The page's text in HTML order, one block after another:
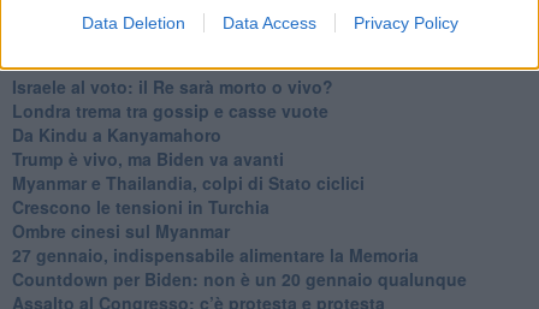
Data Deletion Data Access Privacy Policy
Mar Mediterraneo cimitero silente
Richiami neo ottomani, la Francia guarda sospetta
Israele ultima curva a destra
Israele al voto: il Re sarà morto o vivo?
Londra trema tra gossip e casse vuote
Da Kindu a Kanyamahoro
Trump è vivo, ma Biden va avanti
Myanmar e Thailandia, colpi di Stato ciclici
Crescono le tensioni in Turchia
Ombre cinesi sul Myanmar
27 gennaio, indispensabile alimentare la Memoria
Countdown per Biden: non è un 20 gennaio qualunque
Assalto al Congresso: c’è protesta e protesta